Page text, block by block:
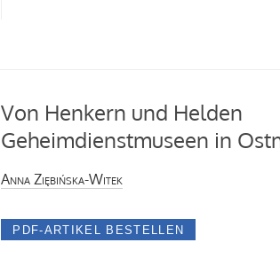
Von Henkern und Helden
Geheimdienstmuseen in
Anna Ziębińska-Witek